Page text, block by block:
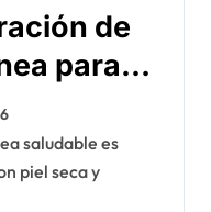
de
para
piel seca y